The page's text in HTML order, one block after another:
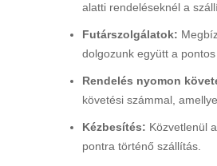
alatti rendeléseknél a
Futárszolgálatok:
dolgozunk együtt a
Rendelés nyomon
követési számmal,
Kézbesítés: Közvetlenül
pontra történő szállítás.